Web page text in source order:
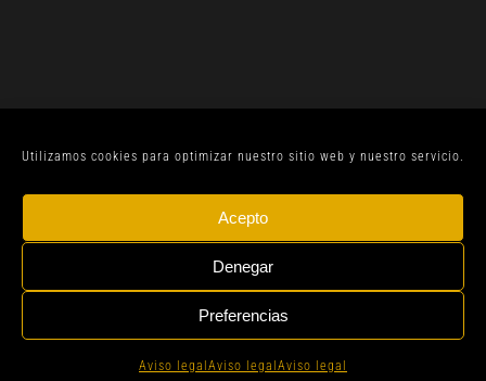
Utilizamos cookies para optimizar nuestro sitio web y nuestro servicio.
Acepto
Denegar
Preferencias
Aviso legal Aviso legal Aviso legal
LOS DERECHOS RESERVADOS | BY
InstagramWhatsapp